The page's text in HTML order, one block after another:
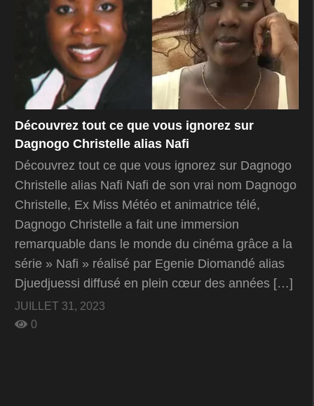
Découvrez tout ce que vous ignorez sur
Dagnogo Christelle alias Nafi
Découvrez tout ce que vous ignorez sur Dagnogo
Christelle alias Nafi Nafi de son vrai nom Dagnogo
Christelle, Ex Miss Météo et animatrice télé,
Dagnogo Christelle a fait une immersion
remarquable dans le monde du cinéma grâce a la
série » Nafi » réalisé par Egenie Diomandé alias
Djuedjuessi diffusé en plein cœur des années […]
JUILLET 31, 2023
0